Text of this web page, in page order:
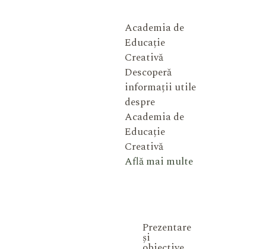
Academia de
Educație
Creativă
Descoperă
informații utile
despre
Academia de
Educație
Creativă
Află mai multe
Prezentare
și